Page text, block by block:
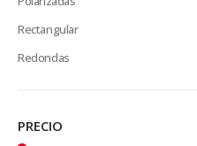
Rectangular
Redondas
PRECIO